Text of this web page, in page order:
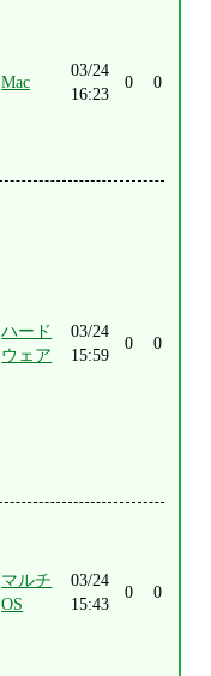
Mac
03/24
16:23
0 0
ハード
ウェア
03/24
15:59
0 0
マルチ
OS
03/24
15:43
0 0